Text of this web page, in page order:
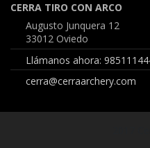
CERRA TIRO CON ARCO
Augusto Junquera 12
33012 Oviedo
Llámanos ahora:
cerra@cerraarchery.com